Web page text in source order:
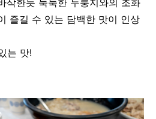
삭한듯 눅눅한 누룽지와의 조화
즐길 수 있는 담백한 맛이 인상
는 맛!